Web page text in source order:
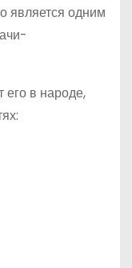
является одним
его в народе,